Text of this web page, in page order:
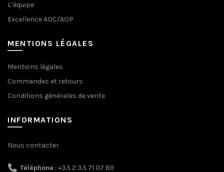
L’équipe
Excellence AOC/AOP
MENTIONS LÉGALES
Mentions légales
Commandes et retours
Conditions générales de vente
INFORMATIONS
Nous contacter
Téléphone : +33 2 33 71 07 89